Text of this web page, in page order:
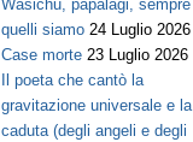
Wasichu, papalagi, sempre
quelli siamo 24 Luglio 2026
Case morte 23 Luglio 2026
Il poeta che cantò la
gravitazione universale e la
caduta (degli angeli e degli